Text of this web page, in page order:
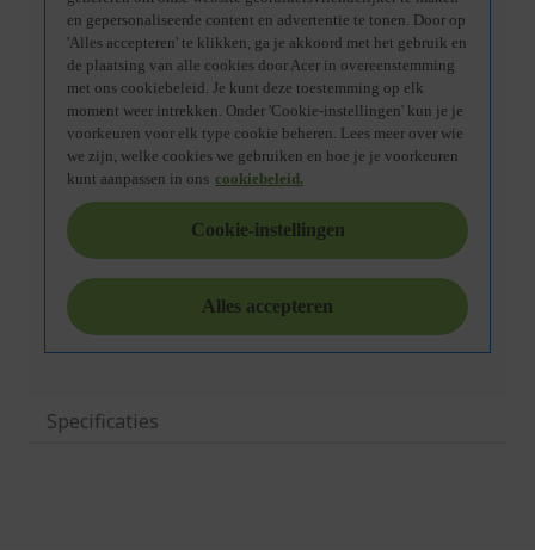
Specificaties